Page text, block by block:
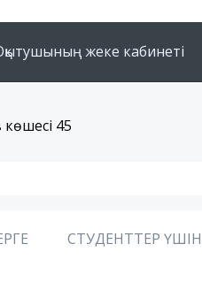
жеке кабинеті
45
СТУДЕНТТЕР ҮШІН